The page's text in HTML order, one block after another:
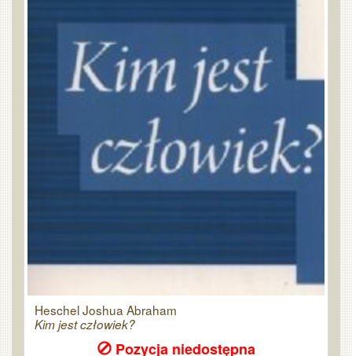
Heschel Joshua Abraham
Kim jest człowiek?
Pozycja niedostępna